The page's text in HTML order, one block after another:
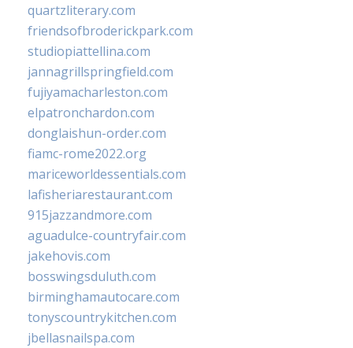
quartzliterary.com
friendsofbroderickpark.com
studiopiattellina.com
jannagrillspringfield.com
fujiyamacharleston.com
elpatronchardon.com
donglaishun-order.com
fiamc-rome2022.org
mariceworldessentials.com
lafisheriarestaurant.com
915jazzandmore.com
aguadulce-countryfair.com
jakehovis.com
bosswingsduluth.com
birminghamautocare.com
tonyscountrykitchen.com
jbellasnailspa.com